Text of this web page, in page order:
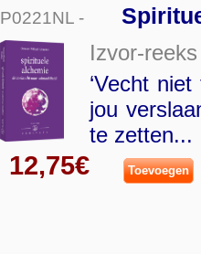
P0221NL -
Izvor-reeks
‘Vecht
jou
te zetten...
12,75€ Toevoegen